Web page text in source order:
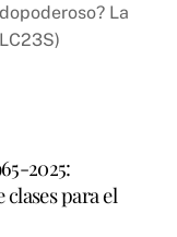
La
2025:
para el